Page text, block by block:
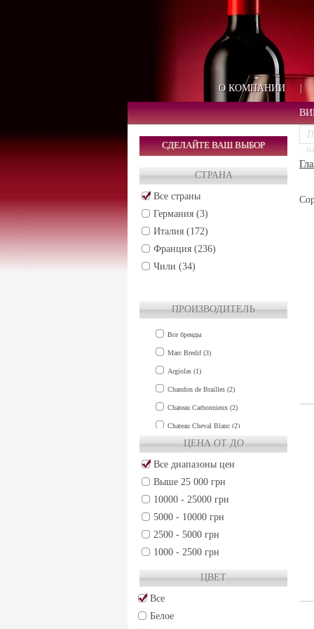
О КОМПАНИИ |
СДЕЛАЙТЕ ВАШ ВЫБОР
СТРАНА
Все страны
Германия (3)
Италия (172)
Франция (236)
Чили (34)
ПРОИЗВОДИТЕЛЬ
Все бренды
Marc Bredif (3)
Argiolas (1)
Chandon de Brailles (2)
Chateau Carbonnieux (2)
Chateau Cheval Blanc (2)
Chateau Clinet (1)
Chateau Cos d'Estournel (1)
Chateau de Fieuzal (1)
Chateau Grand-Puy-Lacoste (2)
Chateau Gruaud Larose (2)
Chateau Guiraud (1)
Chateau Haut-Brion (3)
ЦЕНА ОТ ДО
Все диапазоны цен
Выше 25 000 грн
10000 - 25000 грн
5000 - 10000 грн
2500 - 5000 грн
1000 - 2500 грн
250 - 500 грн
50 - 250 грн
ЦВЕТ
Все
Белое